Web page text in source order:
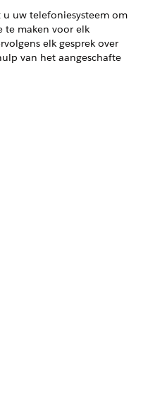
uw telefoniesysteem om
te maken voor elk
elk gesprek over
van het aangeschafte
gespreksoverdrachten
PSTN, beschrijft deze
met behulp van Amazon
bij gebruik van PSTN
het doorschakelen
OPGELOST?